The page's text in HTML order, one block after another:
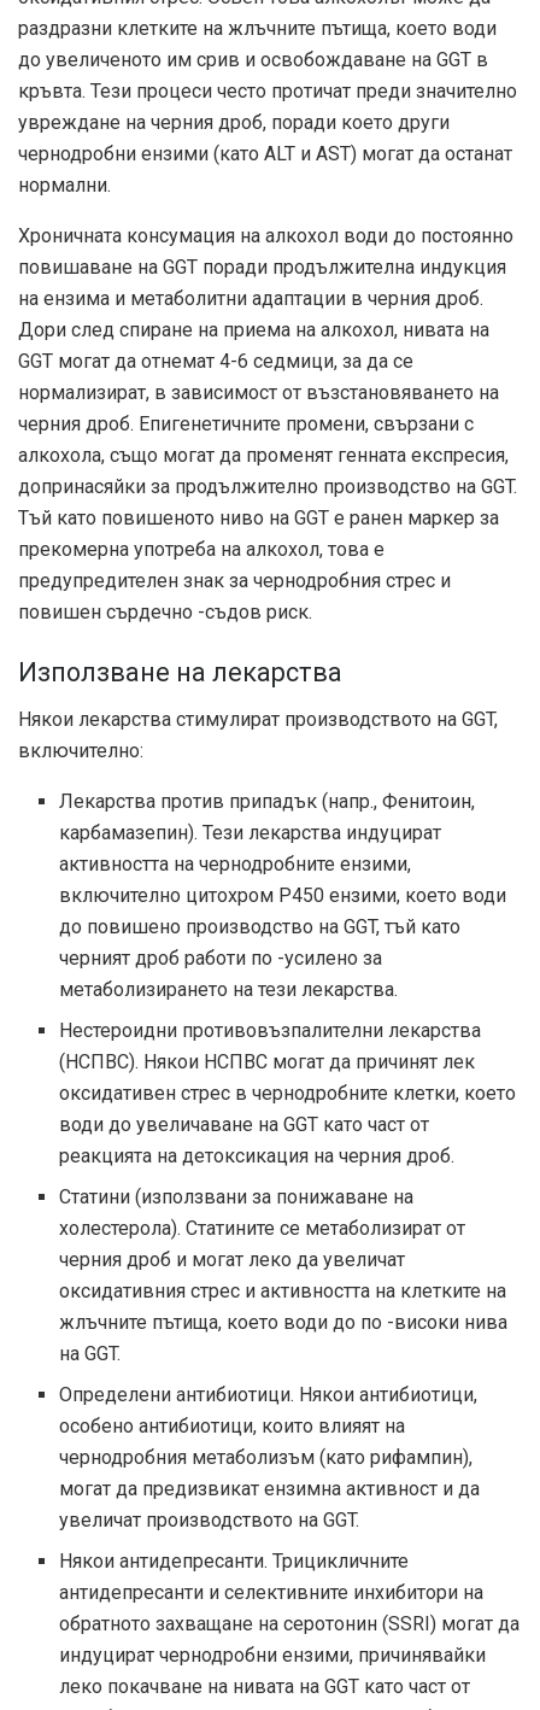
раздразни клетките на жлъчните пътища, което води
до увеличеното им срив и освобождаване на GGT в
кръвта. Тези процеси често протичат преди значително
увреждане на черния дроб, поради което други
чернодробни ензими (като ALT и AST) могат да останат
нормални.
Хроничната консумация на алкохол води до постоянно
повишаване на GGT поради продължителна индукция
на ензима и метаболитни адаптации в черния дроб.
Дори след спиране на приема на алкохол, нивата на
GGT могат да отнемат 4-6 седмици, за да се
нормализират, в зависимост от възстановяването на
черния дроб. Епигенетичните промени, свързани с
алкохола, също могат да променят генната експресия,
допринасяйки за продължително производство на GGT.
Тъй като повишеното ниво на GGT е ранен маркер за
прекомерна употреба на алкохол, това е
предупредителен знак за чернодробния стрес и
повишен сърдечно -съдов риск.
Използване на лекарства
Някои лекарства стимулират производството на GGT,
включително:
Лекарства против припадък (напр., Фенитоин,
карбамазепин). Тези лекарства индуцират
активността на чернодробните ензими,
включително цитохром P450 ензими, което води
до повишено производство на GGT, тъй като
черният дроб работи по -усилено за
метаболизирането на тези лекарства.
Нестероидни противовъзпалителни лекарства
(НСПВС). Някои НСПВС могат да причинят лек
оксидативен стрес в чернодробните клетки, което
води до увеличаване на GGT като част от
реакцията на детоксикация на черния дроб.
Статини (използвани за понижаване на
холестерола). Статините се метаболизират от
черния дроб и могат леко да увеличат
оксидативния стрес и активността на клетките на
жлъчните пътища, което води до по -високи нива
на GGT.
Определени антибиотици. Някои антибиотици,
особено антибиотици, които влияят на
чернодробния метаболизъм (като рифампин),
могат да предизвикат ензимна активност и да
увеличат производството на GGT.
Някои антидепресанти. Трицикличните
антидепресанти и селективните инхибитори на
обратното захващане на серотонин (SSRI) могат да
индуцират чернодробни ензими, причинявайки
леко покачване на нивата на GGT като част от